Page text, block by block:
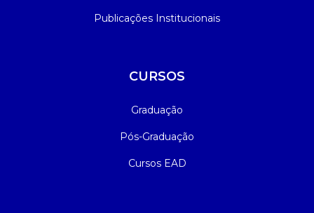
Publicações Institucionais
CURSOS
Graduação
Pós-Graduação
Cursos EAD